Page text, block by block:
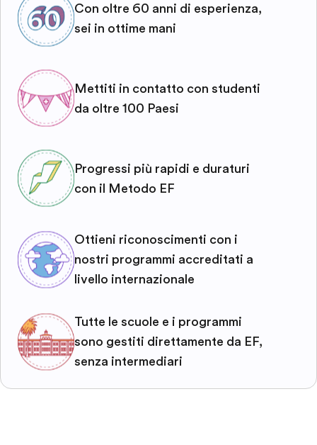
Con oltre 60 anni di esperienza,
sei in ottime mani
Mettiti in contatto con studenti
da oltre 100 Paesi
Progressi più rapidi e duraturi
con il Metodo EF
Ottieni riconoscimenti con i
nostri programmi accreditati a
livello internazionale
Tutte le scuole e i programmi
sono gestiti direttamente da EF,
senza intermediari